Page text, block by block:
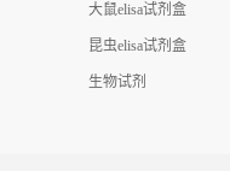
大鼠elisa试剂盒
昆虫elisa试剂盒
生物试剂